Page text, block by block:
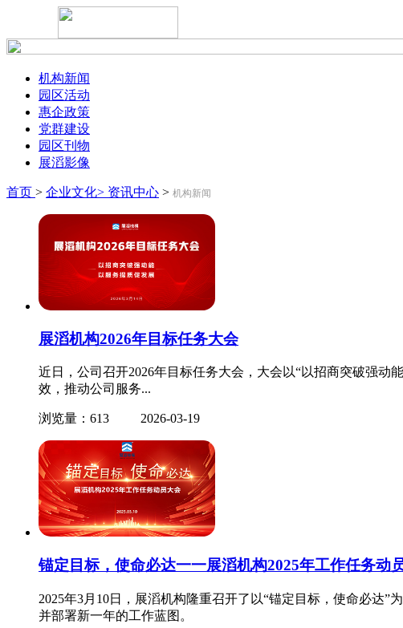
机构新闻
园区活动
惠企政策
党群建设
园区刊物
展滔影像
首页 > 企业文化> 资讯中心 > 机构新闻
展滔机构2026年目标任务大会
近日，公司召开2026年目标任务大会，大会以“以招商突破强动
效，推动公司服务...
浏览量：613 2026-03-19
锚定目标，使命必达一一展滔机构2025年工作任务动
2025年3月10日，展滔机构隆重召开了以“锚定目标，使命必达
并部署新一年的工作蓝图。